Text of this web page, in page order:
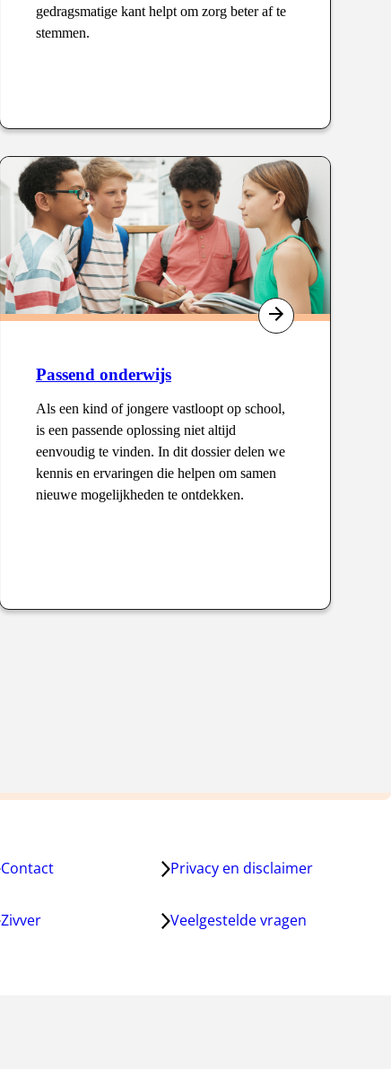
gedragsmatige kant helpt om zorg beter af te
stemmen.
Passend onderwijs
Als een kind of jongere vastloopt op school,
is een passende oplossing niet altijd
eenvoudig te vinden. In dit dossier delen we
kennis en ervaringen die helpen om samen
nieuwe mogelijkheden te ontdekken.
Type
:
Contact Privacy en disclaimer
Zivver Veelgestelde vragen